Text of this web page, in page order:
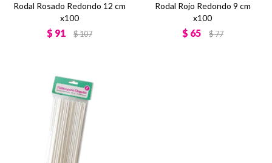
Rodal Rosado Redondo 12 cm
x100
$ 91 $107
Rodal Rojo Redondo 9 cm
x100
$ 65 $77